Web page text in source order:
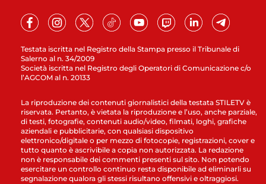
Testata iscritta nel Registro della Stampa presso il Tribunale di
Salerno al n. 34/2009
Società iscritta nel Registro degli Operatori di Comunicazione c/o
l’AGCOM al n. 20133
La riproduzione dei contenuti giornalistici della testata STILETV è
riservata. Pertanto, è vietata la riproduzione e l’uso, anche parziale,
di testi, fotografie, contenuti audio/video, filmati, loghi, grafiche
aziendali e pubblicitarie, con qualsiasi dispositivo
elettronico/digitale o per mezzo di fotocopie, registrazioni, cover e
tutto quanto è ascrivibile a copia non autorizzata. La redazione
non è responsabile dei commenti presenti sul sito. Non potendo
esercitare un controllo continuo resta disponibile ad eliminarli su
segnalazione qualora gli stessi risultano offensivi e oltraggiosi.